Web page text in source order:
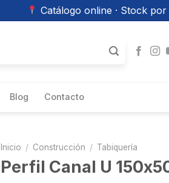
Catálogo online · Stock
Blog Contacto
Inicio / Construcción / Tabiquería
Perfil Canal U